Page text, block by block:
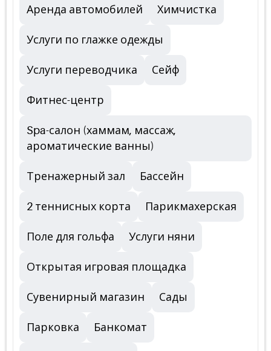
Аренда автомобилей Химчистка
Услуги по глажке одежды
Услуги переводчика Сейф
Фитнес-центр
Spa-салон (хаммам, массаж,
ароматические ванны)
Тренажерный зал Бассейн
2 теннисных корта Парикмахерская
Поле для гольфа Услуги няни
Открытая игровая площадка
Сувенирный магазин Сады
Парковка Банкомат